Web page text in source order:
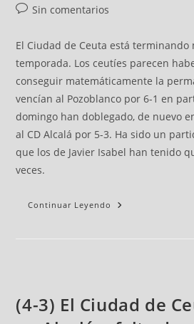
Sin comentarios
El Ciudad de Ceuta está terminando
temporada. Los ceutíes parecen
conseguir matemáticamente la
vencían al Pozoblanco por 6-1 en
domingo han doblegado, de nuevo
al CD Alcalá por 5-3. Ha sido un
que los de Javier Isabel han tenido
veces.
Continuar Leyendo
(4-3) El Ciudad de